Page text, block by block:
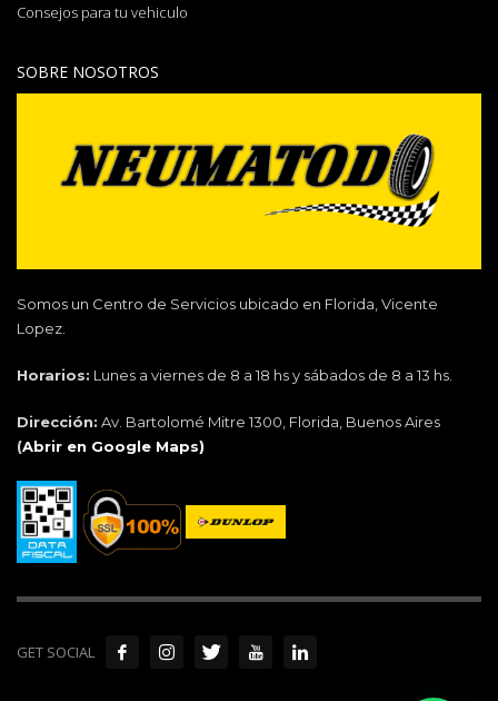
Consejos para tu vehiculo
SOBRE NOSOTROS
Somos un Centro de Servicios ubicado en Florida, Vicente
Lopez.
Horarios: Lunes a viernes de 8 a 18 hs y sábados de 8 a 13 hs.
Dirección: Av. Bartolomé Mitre 1300, Florida, Buenos Aires
(Abrir en Google Maps)
GET SOCIAL